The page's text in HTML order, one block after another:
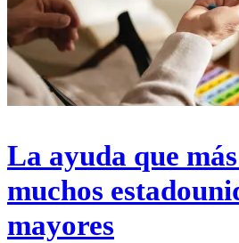
La ayuda que
muchos
mayores